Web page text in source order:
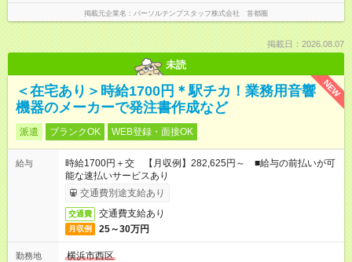
掲載元企業名 パーソルテンプスタッフ株式会社 首都圏
掲載日：2026.08.07
未読
NEW
＜在宅あり＞時給1700円＊駅チカ！業務用音響
機器のメーカーで発注書作成など
派遣 ブランクOK WEB登録・面接OK
給与
時給1700円＋交 【月収例】282,625円～ ■給与の前払いが可
能な速払いサービスあり
交通費別途支給あり
交通費 交通費支給あり
月収例 25～30万円
勤務地
横浜市西区